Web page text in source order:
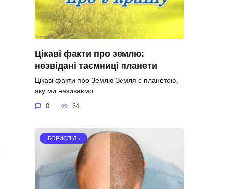
Цікаві факти про землю:
незвідані таємниці планети
Цікаві факти про Землю Земля є планетою,
яку ми називаємо
0 64
БОРИСПІЛЬ